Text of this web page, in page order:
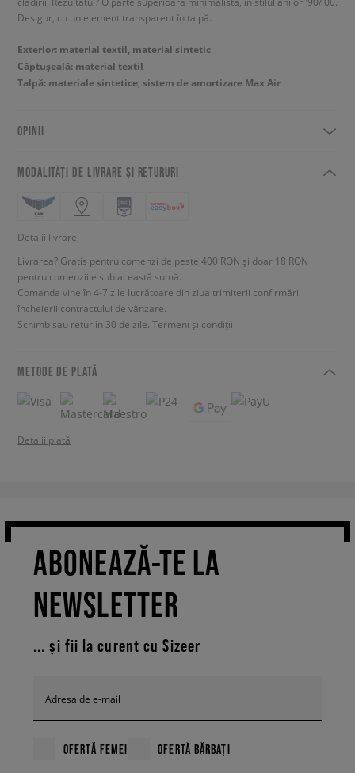
Desigur, cu un element transparent în talpă.
Exterior: material textil, material sintetic
Căptușeală: material textil
Talpă: materiale sintetice, sistem de amortizare Max Air
OPINII
MODALITĂȚI DE LIVRARE ȘI RETURURI
Detalii livrare
Livrarea? Gratis pentru comenzi de peste 400 RON și doar 18 RON
pentru comenziile sub această sumă.
Comanda vine în 4-7 zile lucrătoare din ziua trimiterii confirmării
încheierii contractului de vânzare.
Schimb sau retur în 30 de zile. Termeni și condiții
METODE DE PLATĂ
Detalii plată
ABONEAZĂ-TE LA
NEWSLETTER
... și fii la curent cu Sizeer
Adresa de e-mail
OFERTĂ FEMEI OFERTĂ BĂRBAȚI